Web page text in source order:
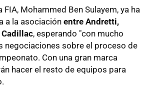
FIA, Mohammed Ben Sulayem, ya ha
a la asociación entre Andretti,
, esperando "con mucho
negociaciones sobre el proceso de
Con una gran marca
hacer el resto de equipos para